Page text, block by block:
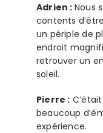
Adrien : Nous
contents
un périple de
endroit
retrouver un
soleil.
Pierre :
beaucoup
expérience.